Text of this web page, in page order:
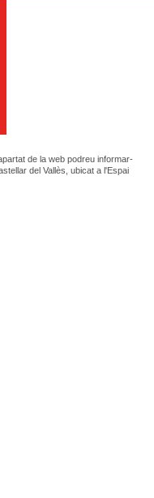
de la web podreu informar-
del Vallès, ubicat a l'Espai